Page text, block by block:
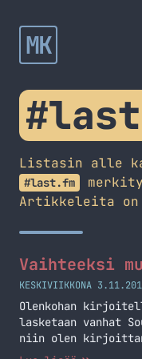
MK
Listasin alle
#last.fm
Artikkeleita on
Vaihteeksi
KESKIVIIKKONA
Olenkohan
lasketaan vanhat
niin olen
tännekkin.